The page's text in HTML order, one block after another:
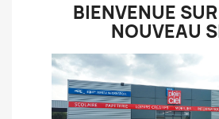
BIENVENUE
NOUVEAU